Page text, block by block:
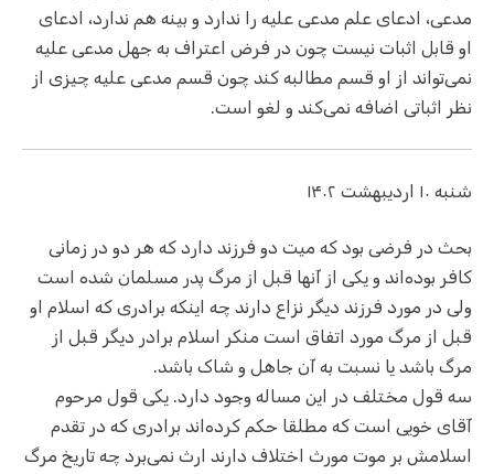
مدعی، ادعای علم مدعی علیه را ندارد و بینه هم ندارد، ادعای
او قابل اثبات نیست چون در فرض اعتراف به جهل مدعی علیه
نمی‌تواند از او قسم مطالبه کند چون قسم مدعی علیه چیزی از
نظر اثباتی اضافه نمی‌کند و لغو است.
شنبه ۱۰ اردیبهشت ۱۴۰۲
بحث در فرضی بود که میت دو فرزند دارد که هر دو در زمانی
کافر بوده‌اند و یکی از آنها قبل از مرگ پدر مسلمان شده است
ولی در مورد فرزند دیگر نزاع دارند چه اینکه برادری که اسلام او
قبل از مرگ مورد اتفاق است منکر اسلام برادر دیگر قبل از
مرگ باشد یا نسبت به آن جاهل و شاک باشد.
سه قول مختلف در این مساله وجود دارد. یکی قول مرحوم
آقای خویی است که مطلقا حکم کرده‌اند برادری که در تقدم
اسلامش بر موت مورث اختلاف دارند ارث نمی‌برد چه تاریخ مرگ